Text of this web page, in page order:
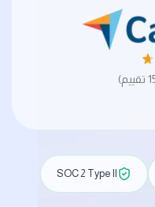
SOC 2 Type II